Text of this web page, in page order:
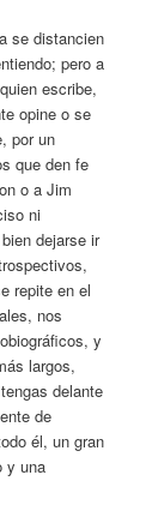
se distancien
pero a
escribe,
opine o se
por un
que den fe
o a Jim
ni
dejarse ir
repite en el
nos
y
largos,
delante
de
él, un gran
y una